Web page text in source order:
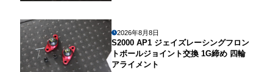
2026年8月8日
S2000 AP1 ジェイズレーシングフロン
トボールジョイント交換 1G締め 四輪
アライメント